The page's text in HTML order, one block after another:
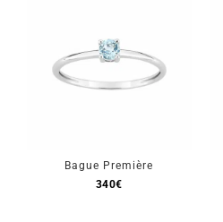
Bague Première
340€